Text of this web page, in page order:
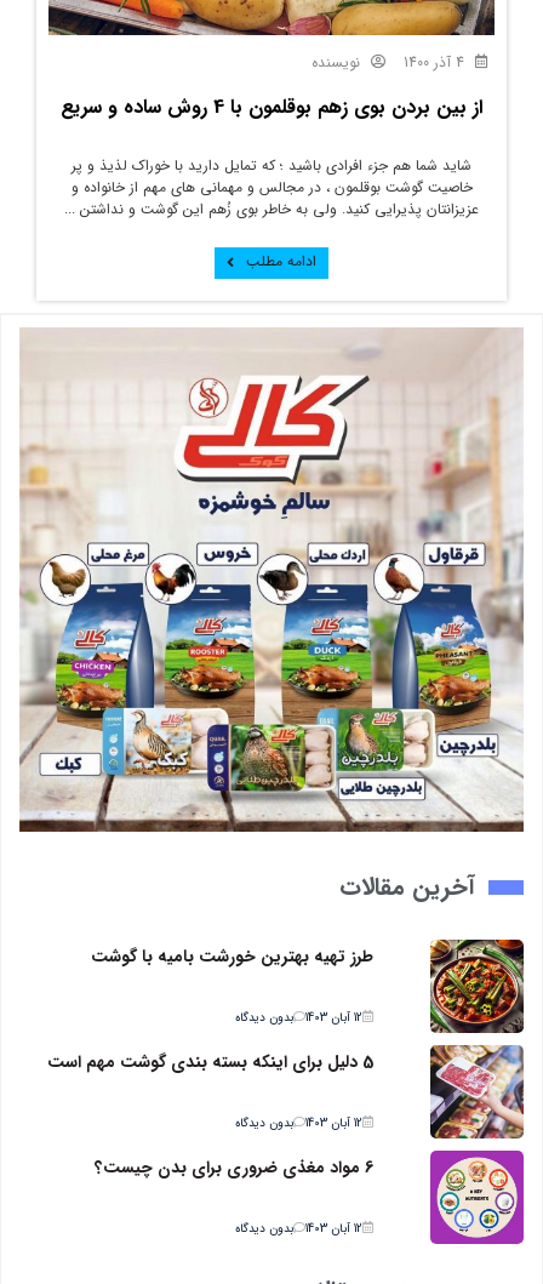
نویسنده
از بین بردن بوی زهم بوقلمون با 4 روش ساده و سریع
شاید شما هم جزء افرادی باشید ؛ که تمایل دارید با خوراک لذیذ و پر
خاصیت گوشت بوقلمون ، در مجالس و مهمانی های مهم از خانواده و
عزیزانتان پذیرایی کنید. ولی به خاطر بوی زُهم این گوشت و نداشتن ...
ادامه مطلب
آخرین مقالات
طرز تهیه بهترین خورشت بامیه با گوشت
12 آبان 1403 بدون دیدگاه
5 دلیل برای اینکه بسته بندی گوشت مهم است
12 آبان 1403 بدون دیدگاه
6 مواد مغذی ضروری برای بدن چیست؟
12 آبان 1403 بدون دیدگاه